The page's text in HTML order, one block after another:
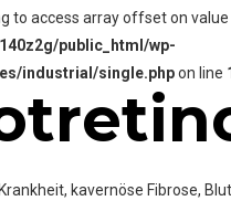
to access array offset on
public_html/wp-
industrial/single.phpon line
kavernöse Fibrose,